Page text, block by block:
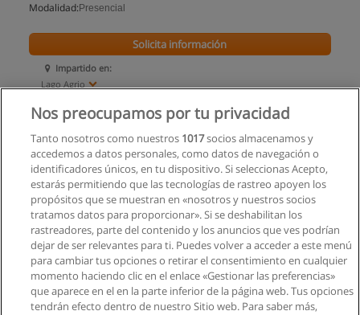
Modalidad: Presencial
Impartido en:
Lago Agrio
Solicita información
Nos preocupamos por tu privacidad
Tanto nosotros como nuestros 1017socios almacenamos y
accedemos a datos personales, como datos de navegación o
identificadores únicos, en tu dispositivo. Si seleccionas Acepto,
estarás permitiendo que las tecnologías de rastreo apoyen los
propósitos que se muestran en «nosotros y nuestros socios
tratamos datos para proporcionar». Si se deshabilitan los
rastreadores, parte del contenido y los anuncios que ves podrían
dejar de ser relevantes para ti. Puedes volver a acceder a este menú
para cambiar tus opciones o retirar el consentimiento en cualquier
momento haciendo clic en el enlace «Gestionar las preferencias»
que aparece en el en la parte inferior de la página web. Tus opciones
tendrán efecto dentro de nuestro Sitio web. Para saber más,